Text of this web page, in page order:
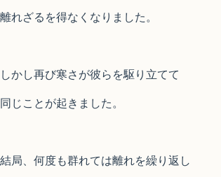
離れざるを得なくなりました。
しかし再び寒さが彼らを駆り立てて
同じことが起きました。
結局、何度も群れては離れを繰り返し